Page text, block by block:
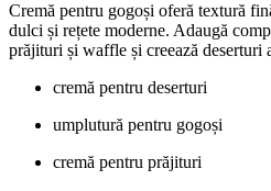
Cremă pentru gogoși oferă textură
dulci și rețete moderne. Adaugă
prăjituri și waffle și creează deserturi
cremă pentru deserturi
umplutură pentru gogoși
cremă pentru prăjituri